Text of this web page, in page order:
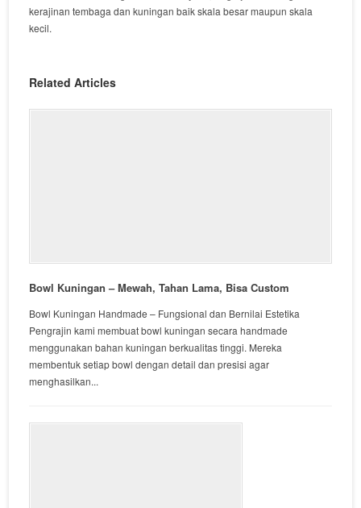
kerajinan tembaga dan kuningan baik skala besar maupun skala
kecil.
Related Articles
Bowl Kuningan – Mewah, Tahan Lama, Bisa Custom
Bowl Kuningan Handmade – Fungsional dan Bernilai Estetika
Pengrajin kami membuat bowl kuningan secara handmade
menggunakan bahan kuningan berkualitas tinggi. Mereka
membentuk setiap bowl dengan detail dan presisi agar
menghasilkan...